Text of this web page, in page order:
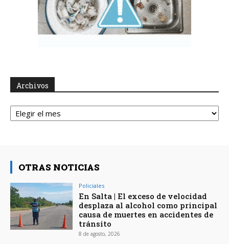
Archivos
Archivos
OTRAS NOTICIAS
Policiales
En Salta | El exceso de velocidad
desplaza al alcohol como principal
causa de muertes en accidentes de
tránsito
8 de agosto, 2026